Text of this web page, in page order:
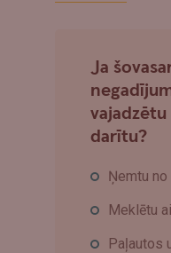
Ja
darītu?
Ņemtu
Meklētu
Paļautos